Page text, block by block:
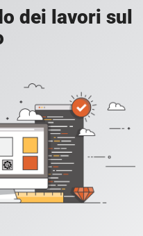
dei lavori sul